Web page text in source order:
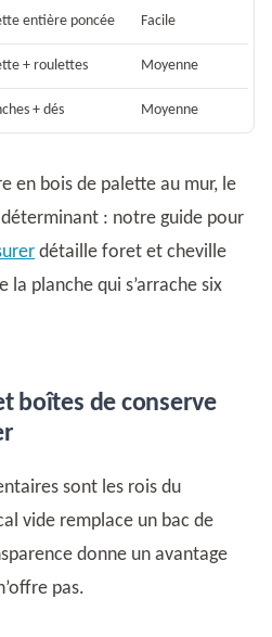
entière poncée Facile
+ roulettes Moyenne
+ dés Moyenne
en bois de palette au mur, le
: notre guide pour
détaille foret et cheville
planche qui s’arrache six
boîtes de conserve
sont les rois du
vide remplace un bac de
donne un avantage
pas.